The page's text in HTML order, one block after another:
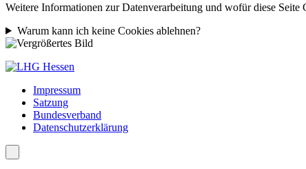
Weitere Informationen zur Datenverarbeitung und wofür diese
Warum kann ich keine Cookies ablehnen?
Impressum
Satzung
Bundesverband
Datenschutzerklärung